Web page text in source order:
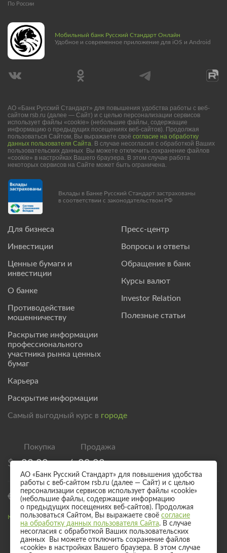
По России
Для бизнеса
Инвестиции
Ценные бумаги и
инвестиции
О банке
Противодействие
мошенничеству
Раскрытие информации
профессионального
участника рынка ценных
бумаг
Карьера
Раскрытие информации
Пресс-центр
Вопросы и ответы
Обращение в банк
Курсы валют
Investor Relation
Полезные статьи
Мобильный банк Русский Стандарт Онлайн
Удобное и современное приложение для iOS и Android
АО «Банк Русский Стандарт» для повышения удобства работы с веб-
сайтом rsb.ru (далее — Сайт) и с целью персонализации сервисов
использует файлы «cookie» (небольшие файлы, содержащие
информацию о предыдущих посещениях веб-сайтов). Продолжая
пользоваться Сайтом, Вы выражаете своё согласие на обработку
данных пользователя Сайта. В случае несогласия с обработкой Ваших
пользовательских данных Вы можете отключить сохранение файлов
«cookie» в настройках Вашего браузера. В этом случае работа
некоторых сервисов на Сайте может быть ограничена.
Вклады в Банке Русский Стандарт застрахованы
в соответствии с законодательством РФ
Самый выгодный курс в городе
$ 83,00 / 89,00
€ 95,00 / 101,00
Курс валют для безналичного обмена
АО «Банк Русский Стандарт» для повышения удобства
работы с веб-сайтом rsb.ru (далее — Сайт) и с целью
персонализации сервисов использует файлы «cookie»
(небольшие файлы, содержащие информацию
о предыдущих посещениях веб-сайтов). Продолжая
пользоваться Сайтом, Вы выражаете своё согласие
на обработку данных пользователя Сайта. В случае
несогласия с обработкой Ваших пользовательских
данных Вы можете отключить сохранение файлов
«cookie» в настройках Вашего браузера. В этом случае